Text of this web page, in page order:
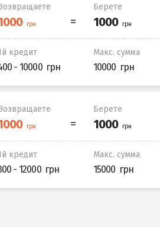
Берете
кредит
- 10000
Макс. сумма
10000
Берете
кредит
- 12000
Макс. сумма
15000